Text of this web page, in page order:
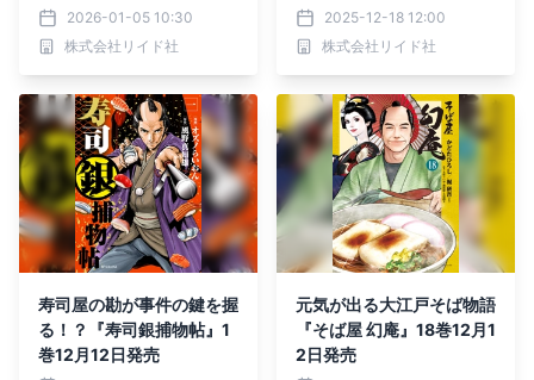
キャスト出演！
2026-01-05 10:30
株式会社リイド社
2025-12-18 12:00
株式会社リイド社
寿司屋の勘が事件の鍵を握
る！？『寿司銀捕物帖』1
巻12月12日発売
元気が出る大江戸そば物語
『そば屋 幻庵』18巻12月1
2日発売